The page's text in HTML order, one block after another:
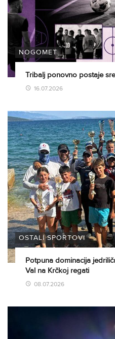
NOGOMET
Tribalj ponovno postaje
16.07.2026
OSTALI SPORTOVI
Potpuna dominacija
Val na Krčkoj regati
08.07.2026